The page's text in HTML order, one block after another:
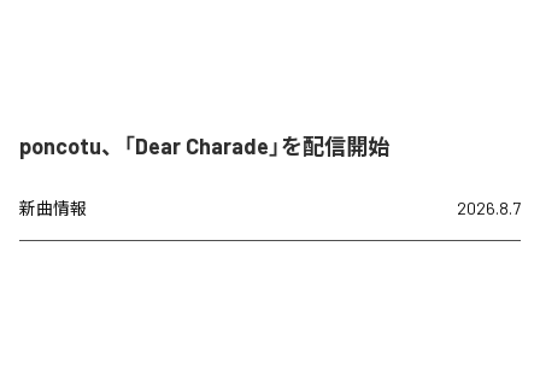
poncotu、「Dear Charade」を配信開始
新曲情報 2026.8.7